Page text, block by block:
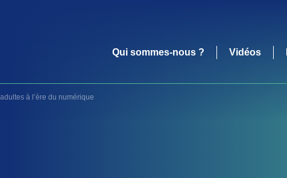
Qui sommes-nous ? Vidéos
à l’ère du numérique